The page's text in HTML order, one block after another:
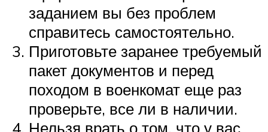
заданием вы без проблем
справитесь самостоятельно.
Приготовьте заранее требуемый
пакет документов и перед
походом в военкомат еще раз
проверьте, все ли в наличии.
Нельзя врать о том, что у вас